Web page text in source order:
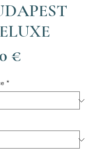
€
*